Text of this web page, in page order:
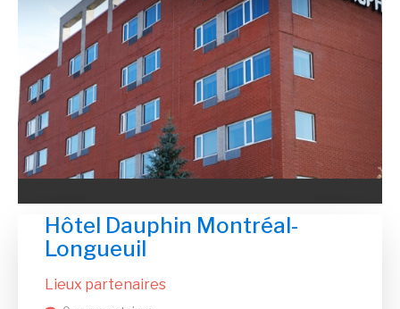
Hôtel Dauphin Montréal-
Longueuil
Lieux partenaires